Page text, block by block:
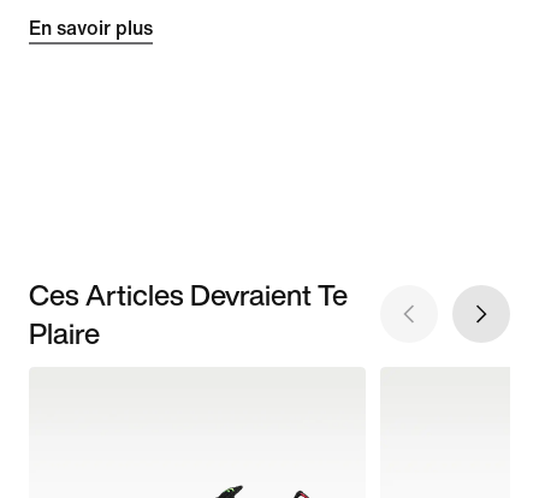
En savoir plus
Ces Articles Devraient Te
Plaire